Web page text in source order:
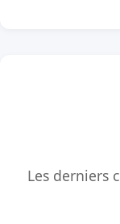
Les derniers